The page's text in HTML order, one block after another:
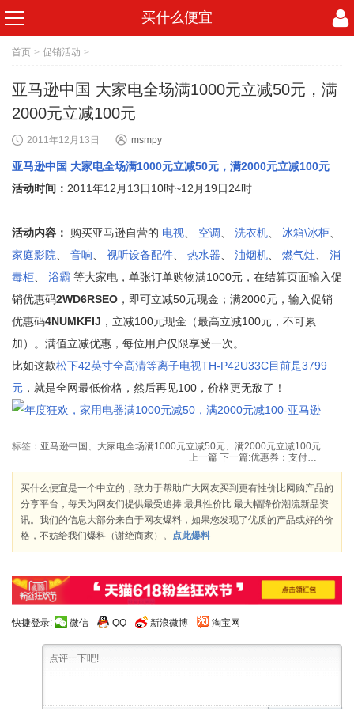
买什么便宜
首页 > 促销活动 >
亚马逊中国 大家电全场满1000元立减50元，满
2000元立减100元
2011年12月13日 msmpy
亚马逊中国 大家电全场满1000元立减50元，满2000元立减100元
活动时间： 2011年12月13日10时~12月19日24时
活动内容： 购买亚马逊自营的 电视 空调 洗衣机 冰箱\冰柜
家庭影院
音响 视听设备配件 热水器 油烟机 燃气灶
消
毒柜
浴霸 等大家电，单张订单购物满1000元，在结算页面输入促
销优惠码2WD6RSEO ，即可立减50元现金；满2000元，输入促销
优惠码4NUMKFIJ ，立减100元现金（最高立减100元，不可累
加）。满值立减优惠，每位用户仅限享受一次。
比如这款松下42英寸全高清等离子电视TH-P42U33C目前是3799
元 ，就是全网最低价格，然后再见100，价格更无敌了！
标签： 亚马逊中国 、 大家电全场满1000元立减50元、 满2000元立减100元
上一篇 下一篇: 优惠券：支付宝 金账户 联合登陆 ihush 俏物悄语 赠15元无限制券
买什么便宜是一个中立的，致力于帮助广大网友买到更有性价比网购产品的
分享平台，每天为网友们提供最受追捧 最具性价比 最大幅降价潮流新品资
讯。我们的信息大部分来自于网友爆料，如果您发现了优质的产品或好的价
格，不妨给我们爆料（谢绝商家）。 点此爆料
快捷登录: 微信 QQ 新浪微博 淘宝网